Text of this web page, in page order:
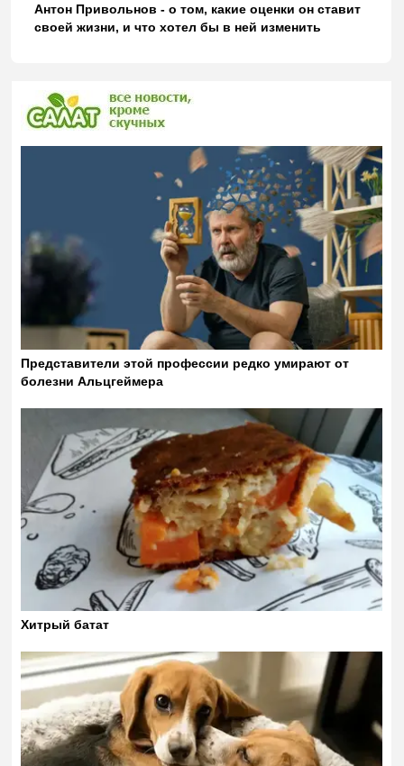
Антон Привольнов - о том, какие оценки он ставит
своей жизни, и что хотел бы в ней изменить